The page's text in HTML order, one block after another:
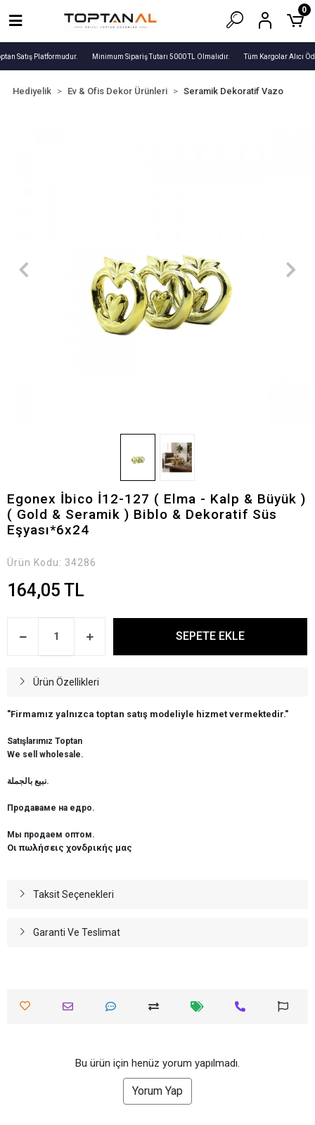
Satış Platformudur. Minimum Sipariş Tutarı 5000 TL Olmalıdır. Tüm Kargolar Alıcı
0
Hediyelik Ev & Ofis Dekor Ürünleri Seramik Dekoratif Vazo
Egonex İbico İ12-127 ( Elma - Kalp & Büyük )
( Gold & Seramik ) Biblo & Dekoratif Süs
Eşyası*6x24
Ürün Kodu: 34286
164,05 TL
SEPETE EKLE
Ürün Özellikleri
"Firmamız yalnızca toptan satış modeliyle hizmet vermektedir."
Satışlarımız Toptan
We sell wholesale.
نبيع بالجملة.
Продаваме на едро.
Мы продаем оптом.
Οι πωλήσεις χονδρικής μας
Taksit Seçenekleri
Garanti Ve Teslimat
Bu ürün için henüz yorum yapılmadı.
Yorum Yap